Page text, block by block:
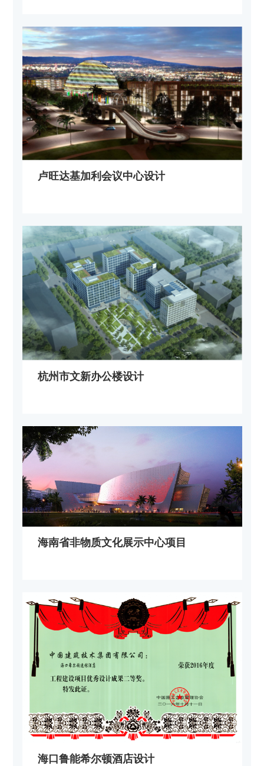
卢旺达基加利会议中心设计
杭州市文新办公楼设计
海南省非物质文化展示中心项目
海口鲁能希尔顿酒店设计